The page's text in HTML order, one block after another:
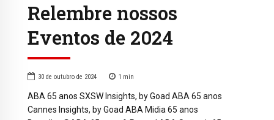
Relembre nossos
Eventos de 2024
30 de outubro de 2024 1 min
ABA 65 anos SXSW Insights, by Goad ABA 65 anos
Cannes Insights, by Goad ABA Midia 65 anos